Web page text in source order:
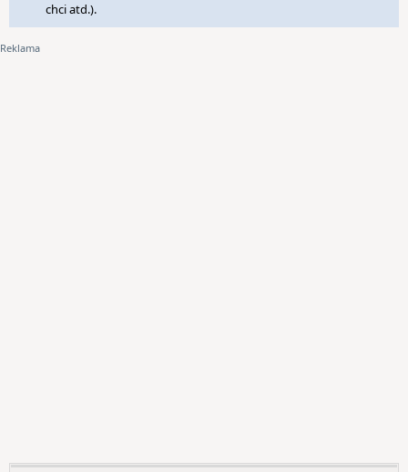
chci atd.).